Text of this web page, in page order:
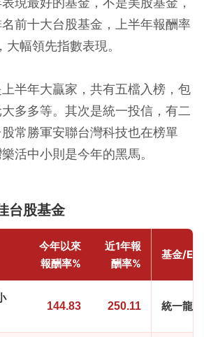
前十大台股基金，上半年報酬率
幅領先指數表現。
半年大贏家，共有五檔入榜，包
多多等。其次是統一投信，有二
常勝軍安聯台灣科技也在榜單
活中小則是今年的黑馬。
台股基金
今年以來
報酬率%
近1年報
酬率%
基金/
144.83 250.11 統一龍